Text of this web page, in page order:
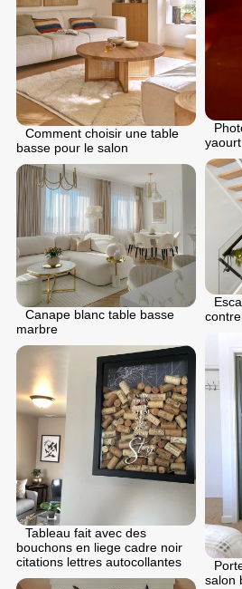
Comment choisir une table
basse pour le salon
Canape blanc table basse
marbre
salon
Tableau fait avec des
bouchons en liege cadre noir
citations lettres autocollantes